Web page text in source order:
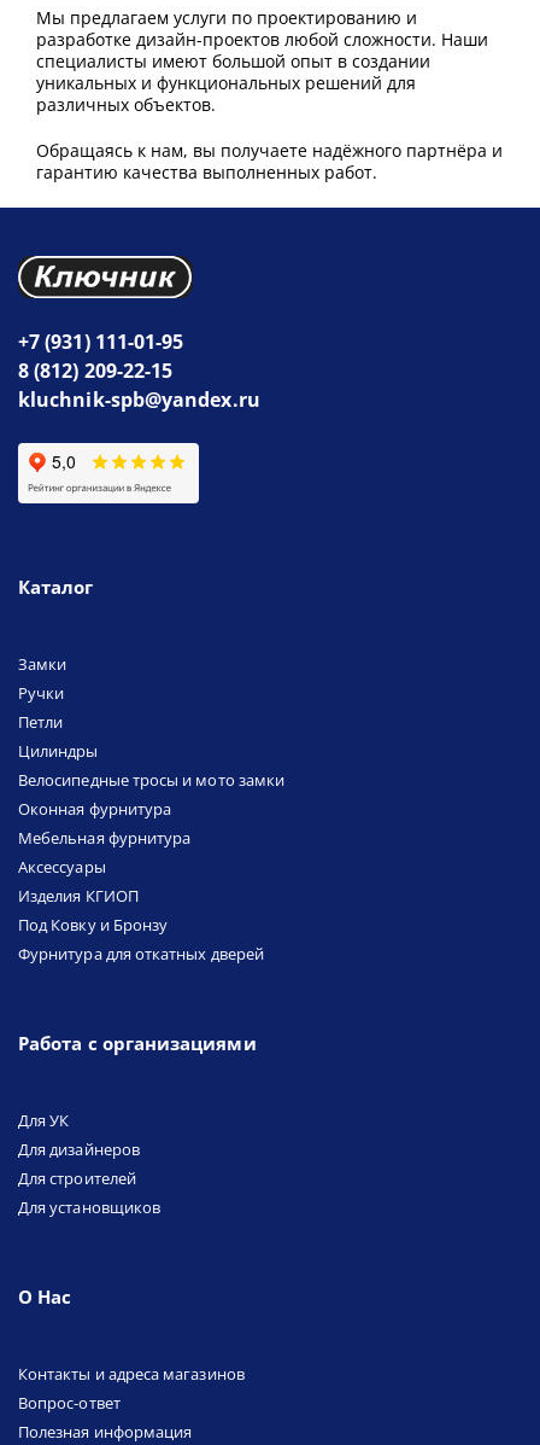
Мы предлагаем услуги по проектированию и
разработке дизайн-проектов любой сложности. Наши
специалисты имеют большой опыт в создании
уникальных и функциональных решений для
различных объектов.
Обращаясь к нам, вы получаете надёжного партнёра и
гарантию качества выполненных работ.
+7 (931) 111-01-95
8 (812) 209-22-15
kluchnik-spb@yandex.ru
Каталог
Замки
Ручки
Петли
Цилиндры
Велосипедные тросы и мото замки
Оконная фурнитура
Мебельная фурнитура
Аксессуары
Изделия КГИОП
Под Ковку и Бронзу
Фурнитура для откатных дверей
Работа с организациями
Для УК
Для дизайнеров
Для строителей
Для установщиков
О Нас
Контакты и адреса магазинов
Вопрос-ответ
Полезная информация